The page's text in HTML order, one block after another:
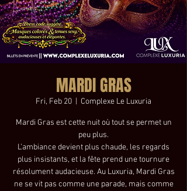
MARDI GRAS
Fri, Feb 20 Complexe Le Luxuria
Mardi Gras est cette nuit où tout se permet un
peu plus.
L’ambiance devient plus chaude, les regards
plus insistants, et la fête prend une tournure
résolument audacieuse. Au Luxuria, Mardi Gras
ne se vit pas comme une parade, mais comme